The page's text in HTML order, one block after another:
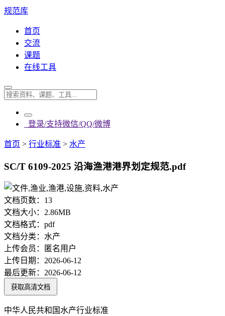
规范库
首页
交流
课题
在线工具
登录/支持微信/QQ/微博
首页 > 行业标准 > 水产
SC/T 6109-2025 沿海渔港港界划定规范.pdf
文档页数： 13
文档大小： 2.86MB
文档格式： pdf
文档分类： 水产
上传会员：
匿名用户
上传日期： 2026-06-12
最后更新： 2026-06-12
获取高清文档
中华人民共和国水产行业标准